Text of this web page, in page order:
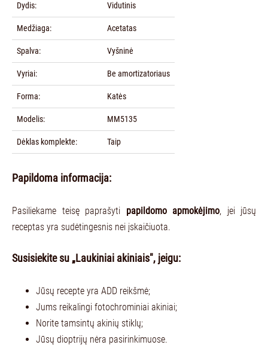
Dydis: Vidutinis
Medžiaga: Acetatas
Spalva: Vyšninė
Vyriai: Be amortizatoriaus
Forma: Katės
Modelis: MM5135
Dėklas komplekte: Taip
Papildoma informacija:
Pasiliekame teisę paprašyti papildomo apmokėjimo, jei jūsų
receptas yra sudėtingesnis nei įskaičiuota.
Susisiekite su „Laukiniai akiniais", jeigu:
Jūsų recepte yra ADD reikšmė;
Jums reikalingi fotochrominiai akiniai;
Norite tamsintų akinių stiklų;
Jūsų dioptrijų nėra pasirinkimuose.